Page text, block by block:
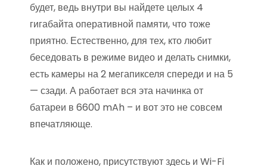
будет, ведь внутри вы найдете целых 4
гигабайта оперативной памяти, что тоже
приятно. Естественно, для тех, кто любит
беседовать в режиме видео и делать снимки,
есть камеры на 2 мегапикселя спереди и на 5
— сзади. А работает вся эта начинка от
батареи в 6600 mAh – и вот это не совсем
впечатляюще.
Как и положено, присутствуют здесь и Wi-Fi